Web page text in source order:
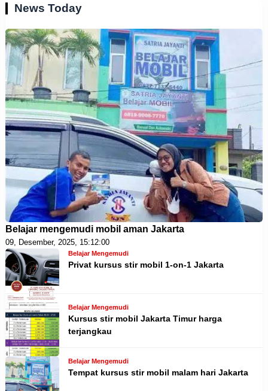
News Today
Belajar mengemudi mobil aman Jakarta
09, Desember, 2025, 15:12:00
Belajar Mengemudi
Privat kursus stir mobil 1-on-1 Jakarta
Belajar Mengemudi
Kursus stir mobil Jakarta Timur harga
terjangkau
Belajar Mengemudi
Tempat kursus stir mobil malam hari Jakarta